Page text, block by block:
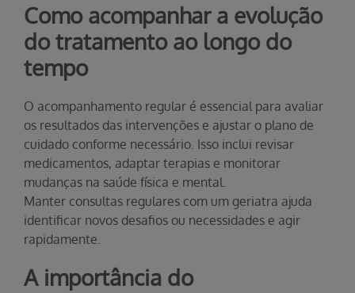
Como acompanhar a evolução
do tratamento ao longo do
tempo
O acompanhamento regular é essencial para avaliar
os resultados das intervenções e ajustar o plano de
cuidado conforme necessário. Isso inclui revisar
medicamentos, adaptar terapias e monitorar
mudanças na saúde física e mental.
Manter consultas regulares com um geriatra ajuda
identificar novos desafios ou necessidades e agir
rapidamente.
A importância do